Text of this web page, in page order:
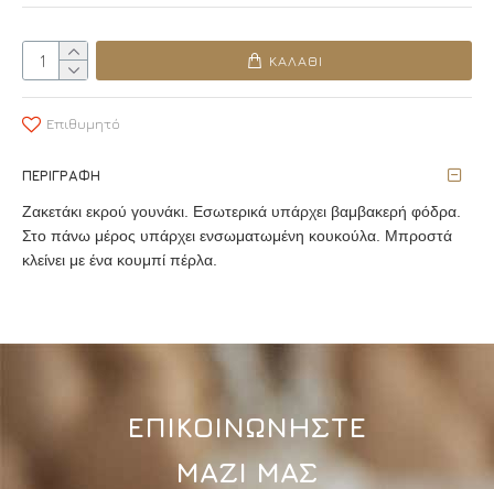
ΚΑΛΆΘΙ
Επιθυμητό
ΠΕΡΙΓΡΑΦΉ
Ζακετάκι εκρού γουνάκι. Εσωτερικά υπάρχει βαμβακερή φόδρα.
Στο πάνω μέρος υπάρχει ενσωματωμένη κουκούλα. Μπροστά
κλείνει με ένα κουμπί πέρλα.
ΕΠΙΚΟΙΝΩΝΗΣΤΕ
ΜΑΖΙ ΜΑΣ